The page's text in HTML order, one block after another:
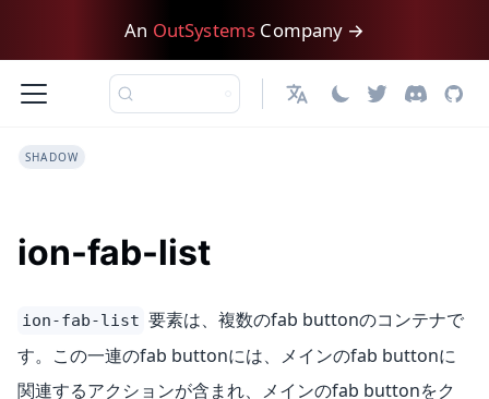
An OutSystems Company →
日本語
ion-fab-list
SHADOW
ion-fab-list 要素は、複数のfab buttonのコンテナで
す。この一連のfab buttonには、メインのfab buttonに
関連するアクションが含まれ、メインのfab buttonをク